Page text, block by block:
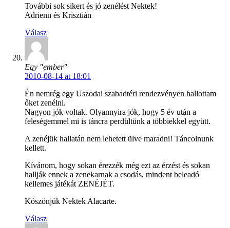
További sok sikert és jó zenélést Nektek!
Adrienn és Krisztián
Válasz
Egy "ember"
2010-08-14 at 18:01
Én nemrég egy Uszodai szabadtéri rendezvényen hallottam
őket zenélni.
Nagyon jók voltak. Olyannyira jók, hogy 5 év után a
feleségemmel mi is táncra perdültünk a többiekkel együtt.
A zenéjük hallatán nem lehetett ülve maradni! Táncolnunk
kellett.
Kívánom, hogy sokan érezzék még ezt az érzést és sokan
hallják ennek a zenekarnak a csodás, mindent beleadó
kellemes játékát ZENÉJÉT.
Köszönjük Nektek Alacarte.
Válasz